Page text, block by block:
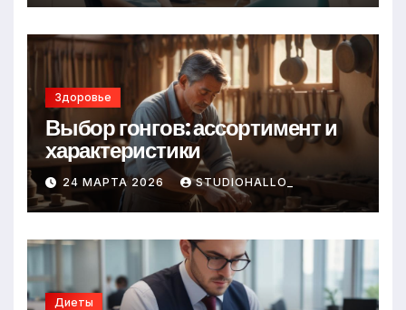
Здоровье
Выбор гонгов: ассортимент и
характеристики
24 МАРТА 2026 STUDIOHALLO_
Диеты